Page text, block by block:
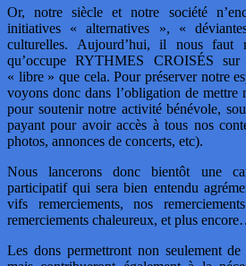
Or, notre siècle et notre société
initiatives « alternatives », «
culturelles. Aujourd’hui, il nous faut
qu’occupe RYTHMES CROISÉS
« libre » que cela. Pour préserver notre
voyons donc dans l’obligation de mettre
pour soutenir notre activité bénévole,
payant pour avoir accès à tous nos
photos, annonces de concerts, etc).
Nous lancerons donc bientôt une
participatif qui sera bien entendu
vifs remerciements, nos
remerciements chaleureux, et plus
Les dons permettront non seulement de